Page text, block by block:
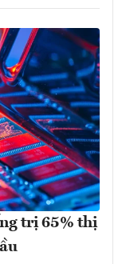
trị 65% thị